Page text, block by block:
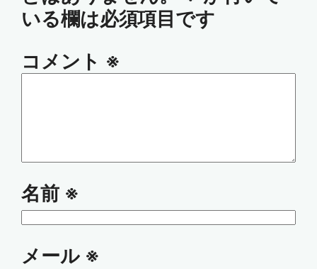
いる欄は必須項目です
コメント ※
名前 ※
メール ※